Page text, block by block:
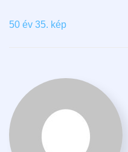
50 év 35. kép